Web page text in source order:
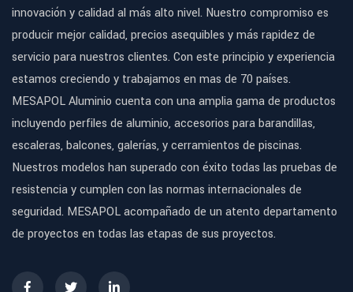
innovación y calidad al más alto nivel. Nuestro compromiso es
producir mejor calidad, precios asequibles y más rapidez de
servicio para nuestros clientes. Con este principio y experiencia
estamos creciendo y trabajamos en mas de 70 países.
MESAPOL Aluminio cuenta con una amplia gama de productos
incluyendo perfiles de aluminio, accesorios para barandillas,
escaleras, balcones, galerías, y cerramientos de piscinas.
Nuestros modelos han superado con éxito todas las pruebas de
resistencia y cumplen con las normas internacionales de
seguridad. MESAPOL acompañado de un atento departamento
de proyectos en todas las etapas de sus proyectos.